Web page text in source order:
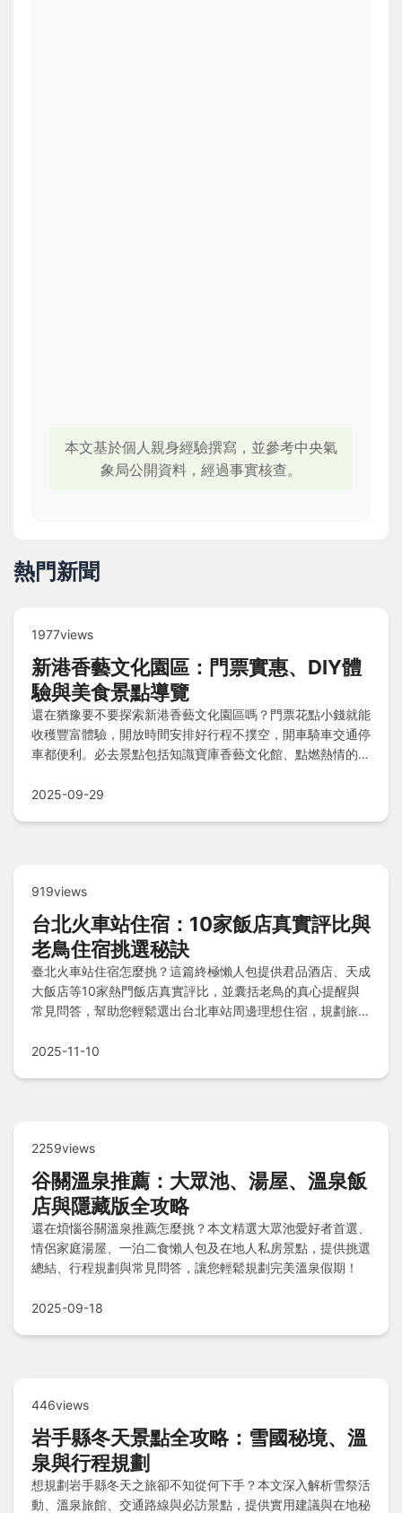
本文基於個人親身經驗撰寫，並參考中央氣
象局公開資料，經過事實核查。
熱門新聞
1977views
新港香藝文化園區：門票實惠、DIY體
驗與美食景點導覽
還在猶豫要不要探索新港香藝文化園區嗎？門票花點小錢就能
收穫豐富體驗，開放時間安排好行程不撲空，開車騎車交通停
車都便利。必去景點包括知識寶庫香藝文化館、點燃熱情的定
室創造獨家香氣，庭園餐廳補充能量，文創商店帶回好味道。
2025-09-29
919views
台北火車站住宿：10家飯店真實評比與
老鳥住宿挑選秘訣
臺北火車站住宿怎麼挑？這篇終極懶人包提供君品酒店、天成
大飯店等10家熱門飯店真實評比，並囊括老鳥的真心提醒與
常見問答，幫助您輕鬆選出台北車站周邊理想住宿，規劃旅程
2025-11-10
2259views
谷關溫泉推薦：大眾池、湯屋、溫泉飯
店與隱藏版全攻略
還在煩惱谷關溫泉推薦怎麼挑？本文精選大眾池愛好者首選、
情侶家庭湯屋、一泊二食懶人包及在地人私房景點，提供挑選
總結、行程規劃與常見問答，讓您輕鬆規劃完美溫泉假期！
2025-09-18
446views
岩手縣冬天景點全攻略：雪國秘境、溫
泉與行程規劃
想規劃岩手縣冬天之旅卻不知從何下手？本文深入解析雪祭活
動、溫泉旅館、交通路線與必訪景點，提供實用建議與在地秘